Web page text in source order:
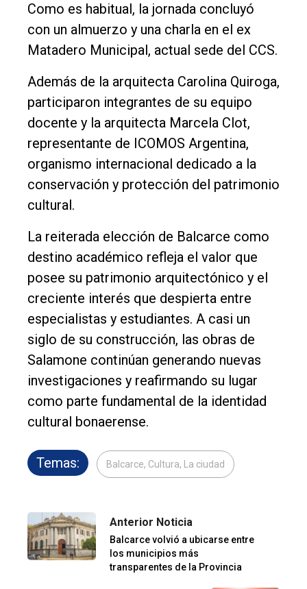
Como es habitual, la jornada concluyó
con un almuerzo y una charla en el ex
Matadero Municipal, actual sede del CCS.
Además de la arquitecta Carolina Quiroga,
participaron integrantes de su equipo
docente y la arquitecta Marcela Clot,
representante de ICOMOS Argentina,
organismo internacional dedicado a la
conservación y protección del patrimonio
cultural.
La reiterada elección de Balcarce como
destino académico refleja el valor que
posee su patrimonio arquitectónico y el
creciente interés que despierta entre
especialistas y estudiantes. A casi un
siglo de su construcción, las obras de
Salamone continúan generando nuevas
investigaciones y reafirmando su lugar
como parte fundamental de la identidad
cultural bonaerense.
Temas: Balcarce, Cultura, La ciudad
Anterior Noticia
Balcarce volvió a ubicarse entre
los municipios más
transparentes de la Provincia